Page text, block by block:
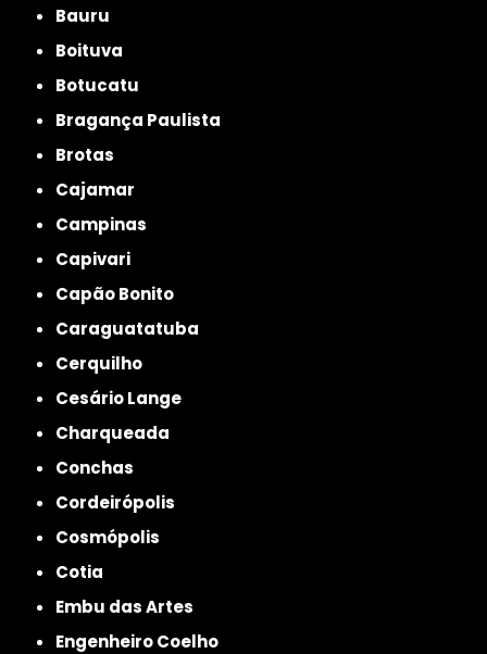
Bauru
Boituva
Botucatu
Bragança Paulista
Brotas
Cajamar
Campinas
Capivari
Capão Bonito
Caraguatatuba
Cerquilho
Cesário Lange
Charqueada
Conchas
Cordeirópolis
Cosmópolis
Cotia
Embu das Artes
Engenheiro Coelho